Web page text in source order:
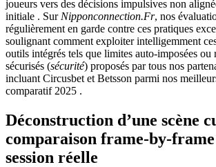
joueurs vers des décisions impulsives non
initiale . Sur Nipponconnection.Fr, nos
régulièrement en garde contre ces pratiques
soulignant comment exploiter intelligemment
outils intégrés tels que limites auto‑imposées ou
sécurisés (sécurité) proposés par tous nos
incluant Circusbet et Betsson parmi nos
comparatif 2025 .
Déconstruction d’une scène
comparaison
session réelle